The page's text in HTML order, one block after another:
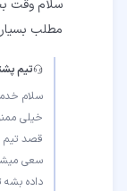
مطلب
تیم
قصد تیم
سعی
داده بشه